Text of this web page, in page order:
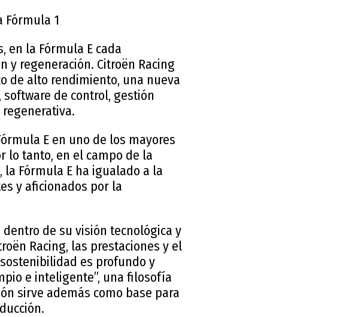
Fórmula 1
en la Fórmula E cada
regeneración. Citroën Racing
de alto rendimiento, una nueva
de control, gestión
E en uno de los mayores
lo tanto, en el campo de la
Fórmula E ha igualado a la
y aficionados por la
de su visión tecnológica y
Racing, las prestaciones y el
es profundo y
e inteligente”, una filosofía
sirve además como base para